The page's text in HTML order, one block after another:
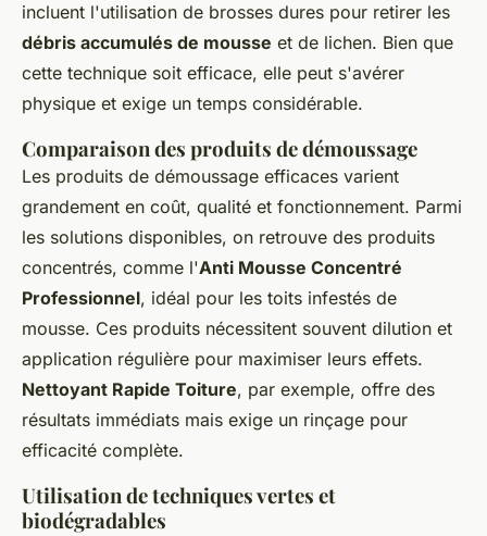
incluent l'utilisation de brosses dures pour retirer les
débris accumulés de mousse et de lichen. Bien que
cette technique soit efficace, elle peut s'avérer
physique et exige un temps considérable.
Comparaison des produits de démoussage
Les produits de démoussage efficaces varient
grandement en coût, qualité et fonctionnement. Parmi
les solutions disponibles, on retrouve des produits
concentrés, comme l'Anti Mousse Concentré
Professionnel, idéal pour les toits infestés de
mousse. Ces produits nécessitent souvent dilution et
application régulière pour maximiser leurs effets.
Nettoyant Rapide Toiture, par exemple, offre des
résultats immédiats mais exige un rinçage pour
efficacité complète.
Utilisation de techniques vertes et
biodégradables